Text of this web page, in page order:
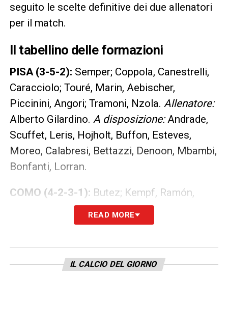
seguito le scelte definitive dei due allenatori
per il match.
Il tabellino delle formazioni
PISA (3-5-2): Semper; Coppola, Canestrelli,
Caracciolo; Touré, Marin, Aebischer,
Piccinini, Angori; Tramoni, Nzola. Allenatore:
Alberto Gilardino. A disposizione:Andrade,
Scuffet, Leris, Hojholt, Buffon, Esteves,
Moreo, Calabresi, Bettazzi, Denoon, Mbambi,
Bonfanti, Lorran.
COMO (4-2-3-1): Butez; Kempf, Ramón,
Smolcic, Valle; Perrone, Da Cunha; Kuhn,
Nico Paz, Rodríguez, Douvikas.
Vigorito, Cavlina, Dossena, Caqueret, Sergi
Roberto, Alberto Moreno, Baturina, Posch,
READ MORE
IL CALCIO DEL GIORNO